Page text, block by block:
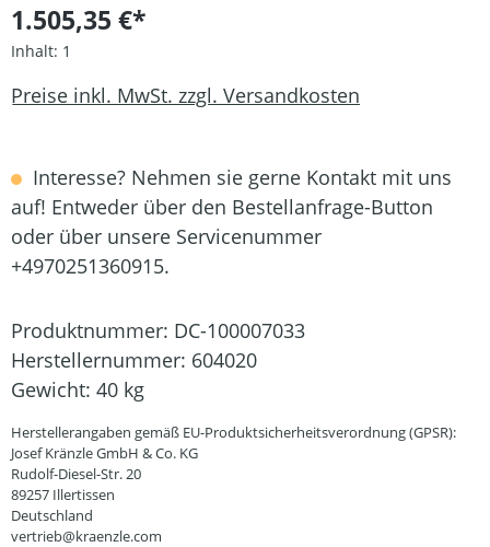
1.505,35 €*
Inhalt: 1
Preise inkl. MwSt. zzgl. Versandkosten
Interesse? Nehmen sie gerne Kontakt mit uns
auf! Entweder über den Bestellanfrage-Button
oder über unsere Servicenummer
+4970251360915.
Produktnummer: DC-100007033
Herstellernummer: 604020
Gewicht: 40 kg
Herstellerangaben gemäß EU-Produktsicherheitsverordnung (GPSR):
Josef Kränzle GmbH & Co. KG
Rudolf-Diesel-Str. 20
89257 Illertissen
Deutschland
vertrieb@kraenzle.com